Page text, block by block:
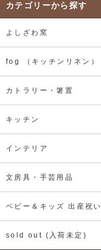
カテゴリーから探す
よしざわ窯
fog （キッチンリネン）
カトラリー・箸置
キッチン
インテリア
文房具・手芸用品
ベビー＆キッズ 出産祝い
sold out (入荷未定)